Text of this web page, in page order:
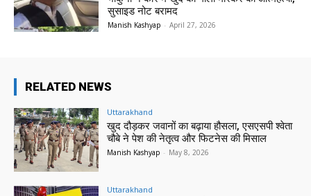
सुसाइड नोट बरामद
Manish Kashyap - April 27, 2026
RELATED NEWS
Uttarakhand
खुद दौड़कर जवानों का बढ़ाया हौसला, एसएसपी श्वेता
चौबे ने पेश की नेतृत्व और फिटनेस की मिसाल
Manish Kashyap - May 8, 2026
Uttarakhand